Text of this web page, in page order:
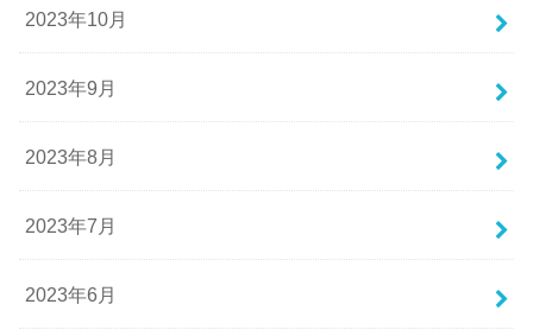
2023年10月
2023年9月
2023年8月
2023年7月
2023年6月